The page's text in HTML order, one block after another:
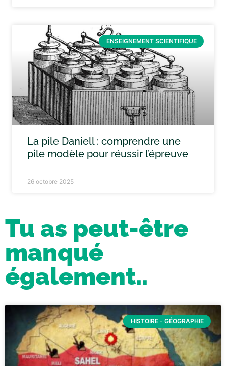
ENSEIGNEMENT SCIENTIFIQUE
La pile Daniell : comprendre une
pile modèle pour réussir l’épreuve
26 octobre 2025
Tu as peut-être
manqué
également..
HISTOIRE - GÉOGRAPHIE